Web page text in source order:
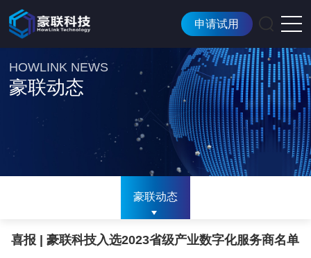
申请试用
HOWLINK NEWS
豪联动态
豪联动态
喜报 | 豪联科技入选2023省级产业数字化服务商名单